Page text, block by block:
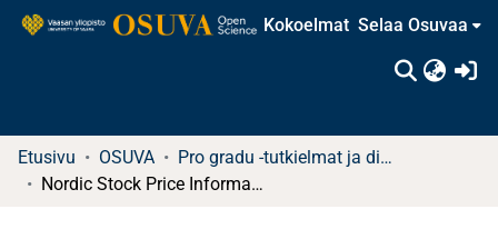
Kokoelmat Selaa Osuvaa
Etusivu OSUVA
Pro gradu -tutkielmat ja diplomityöt
Nordic Stock Price Informativeness in the Era of High-Frequency Trading